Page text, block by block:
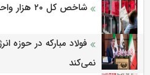
شاخص کل ۲۰ هزار واحد افت کرد
فولاد مبارکه در حوزه
نمی‌کند